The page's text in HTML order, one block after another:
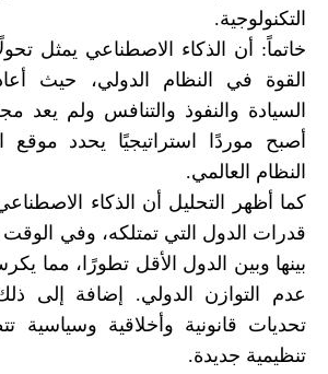
التكنولوجية.
خاتماً: أن الذكاء الاصطناعي يمثل
القوة في النظام الدولي، حيث
السيادة والنفوذ والتنافس ولم يعد
أصبح موردًا استراتيجيًا يحدد
النظام العالمي.
كما أظهر التحليل أن الذكاء
قدرات الدول التي تمتلكه، وفي الوقت
بينها وبين الدول الأقل تطورًا، مما
عدم التوازن الدولي. إضافة إلى
تحديات قانونية وأخلاقية وسياسية
تنظيمية جديدة.